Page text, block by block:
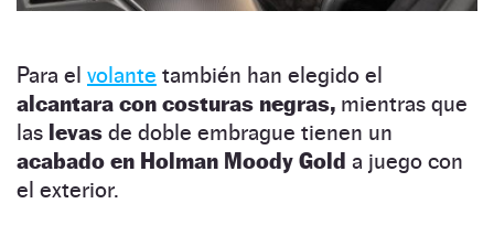
Para el volante también han elegido el
alcantara con costuras negras, mientras que
las levas de doble embrague tienen un
acabado en Holman Moody Gold a juego con
el exterior.